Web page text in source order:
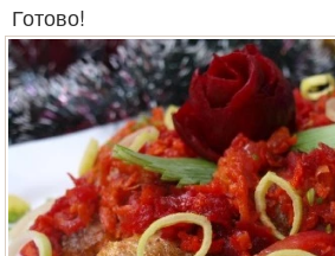
Готово!